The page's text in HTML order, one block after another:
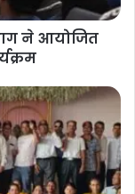
हैं। जबकि उनके
बल्कि उनके
नमाज पर छुट्टी
मे आया, लेकिन वह
ने आयोजित